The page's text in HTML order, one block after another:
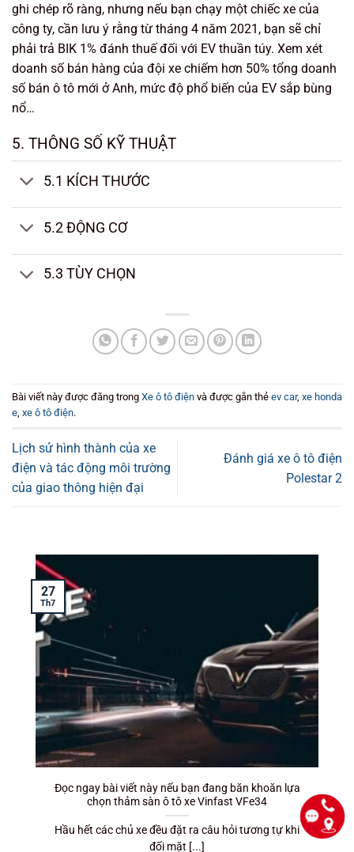
ghi chép rõ ràng, nhưng nếu bạn chạy một chiếc xe của
công ty, cần lưu ý rằng từ tháng 4 năm 2021, bạn sẽ chỉ
phải trả BIK 1% đánh thuế đối với EV thuần túy. Xem xét
doanh số bán hàng của đội xe chiếm hơn 50% tổng doanh
số bán ô tô mới ở Anh, mức độ phổ biến của EV sắp bùng
nổ…
5. THÔNG SỐ KỸ THUẬT
5.1 KÍCH THƯỚC
5.2 ĐỘNG CƠ
5.3 TÙY CHỌN
Bài viết này được đăng trong Xe ô tô điện và được gắn thẻ ev car, xe honda
e, xe ô tô điện.
Lịch sử hình thành của xe
điện và tác động môi trường
của giao thông hiện đại
Đánh giá xe ô tô điện
Polestar 2
Đọc ngay bài viết này nếu bạn đang băn khoăn lựa
chọn thảm sàn ô tô xe Vinfast VFe34
Hầu hết các chủ xe đều đặt ra câu hỏi tương tự khi
đối mặt [...]
27
Th7